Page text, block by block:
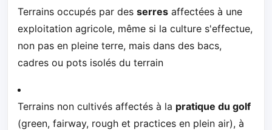
Terrains occupés par des serres affectées à une
exploitation agricole, même si la culture s'effectue,
non pas en pleine terre, mais dans des bacs,
cadres ou pots isolés du terrain
Terrains non cultivés affectés à la pratique du golf
(green, fairway, rough et practices en plein air), à